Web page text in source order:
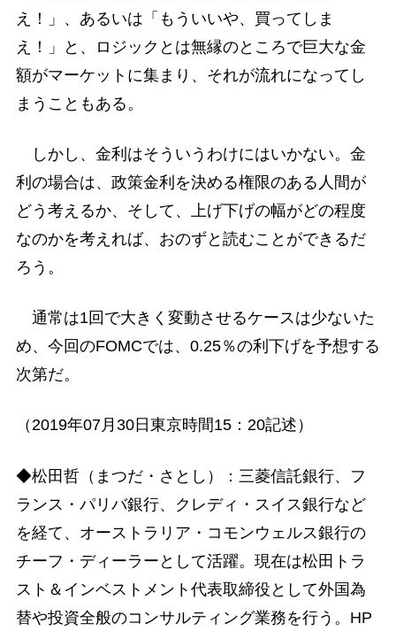
え！」、あるいは「もういいや、買ってしま
え！」と、ロジックとは無縁のところで巨大な金
額がマーケットに集まり、それが流れになってし
まうこともある。
しかし、金利はそういうわけにはいかない。金
利の場合は、政策金利を決める権限のある人間が
どう考えるか、そして、上げ下げの幅がどの程度
なのかを考えれば、おのずと読むことができるだ
ろう。
通常は1回で大きく変動させるケースは少ないた
め、今回のFOMCでは、0.25％の利下げを予想する
次第だ。
（2019年07月30日東京時間15：20記述）
◆松田哲（まつだ・さとし）：三菱信託銀行、フ
ランス・パリバ銀行、クレディ・スイス銀行など
を経て、オーストラリア・コモンウェルス銀行の
チーフ・ディーラーとして活躍。現在は松田トラ
スト＆インベストメント代表取締役として外国為
替や投資全般のコンサルティング業務を行う。HP